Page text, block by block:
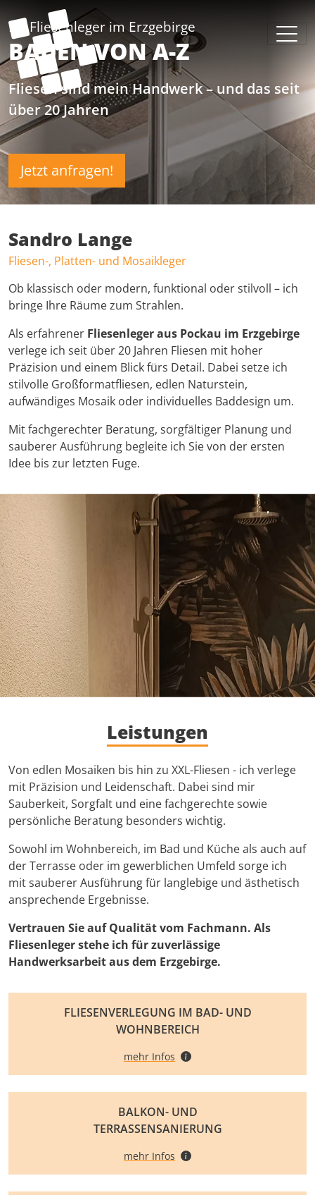
Ihr Fliesenleger im Erzgebirge
BAUEN VON A-Z
Fliesen sind mein Handwerk – und das seit
über 20 Jahren
Jetzt anfragen!
Sandro Lange
Fliesen-, Platten- und Mosaikleger
Ob klassisch oder modern, funktional oder stilvoll – ich
bringe Ihre Räume zum Strahlen.
Als erfahrener Fliesenleger aus Pockau im Erzgebirge
verlege ich seit über 20 Jahren Fliesen mit hoher
Präzision und einem Blick fürs Detail. Dabei setze ich
stilvolle Großformatfliesen, edlen Naturstein,
aufwändiges Mosaik oder individuelles Baddesign um.
Mit fachgerechter Beratung, sorgfältiger Planung und
sauberer Ausführung begleite ich Sie von der ersten
Idee bis zur letzten Fuge.
Leistungen
Von edlen Mosaiken bis hin zu XXL-Fliesen - ich verlege
mit Präzision und Leidenschaft. Dabei sind mir
Sauberkeit, Sorgfalt und eine fachgerechte sowie
persönliche Beratung besonders wichtig.
Sowohl im Wohnbereich, im Bad und Küche als auch auf
der Terrasse oder im gewerblichen Umfeld sorge ich
mit sauberer Ausführung für langlebige und ästhetisch
ansprechende Ergebnisse.
Vertrauen Sie auf Qualität vom Fachmann. Als
Fliesenleger stehe ich für zuverlässige
Handwerksarbeit aus dem Erzgebirge.
FLIESENVERLEGUNG IM BAD- UND
WOHNBEREICH
mehr Infos
BALKON- UND
TERRASSENSANIERUNG
mehr Infos